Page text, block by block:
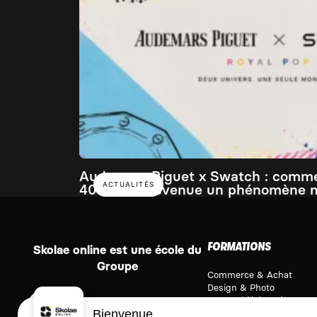
ACTUALITÉS
Audemars Piguet x Swatch :
400€ est devenue un phénomène
Skolae online est une école du
Groupe
FORMATIONS
Commerce & Achat
Design & Photo
Comptabilité & Finance
Bienvenue